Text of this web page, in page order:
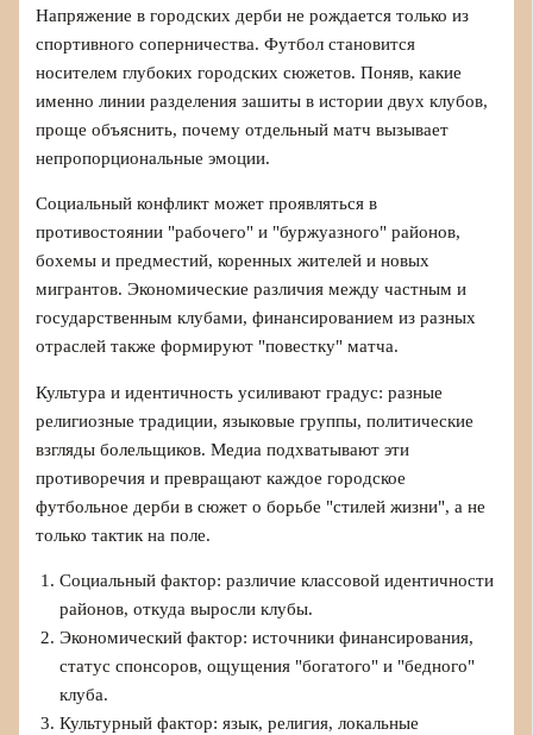
Напряжение в городских дерби не рождается только из
спортивного соперничества. Футбол становится
носителем глубоких городских сюжетов. Поняв, какие
именно линии разделения зашиты в истории двух клубов,
проще объяснить, почему отдельный матч вызывает
непропорциональные эмоции.
Социальный конфликт может проявляться в
противостоянии "рабочего" и "буржуазного" районов,
бохемы и предместий, коренных жителей и новых
мигрантов. Экономические различия между частным и
государственным клубами, финансированием из разных
отраслей также формируют "повестку" матча.
Культура и идентичность усиливают градус: разные
религиозные традиции, языковые группы, политические
взгляды болельщиков. Медиа подхватывают эти
противоречия и превращают каждое городское
футбольное дерби в сюжет о борьбе "стилей жизни", а не
только тактик на поле.
Социальный фактор: различие классовой идентичности
районов, откуда выросли клубы.
Экономический фактор: источники финансирования,
статус спонсоров, ощущения "богатого" и "бедного"
клуба.
Культурный фактор: язык, религия, локальные